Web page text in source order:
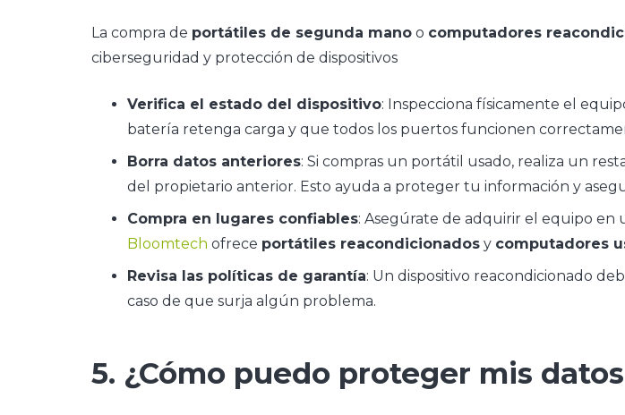
La compra de portátiles de segunda mano o computadores
ciberseguridad y protección de dispositivos
Verifica el estado del dispositivo: Inspecciona físicamente el
batería retenga carga y que todos los puertos funcionen
Borra datos anteriores: Si compras un portátil usado, realiza un
del propietario anterior. Esto ayuda a proteger tu información y
Compra en lugares confiables: Asegúrate de adquirir el equipo
Bloomtech ofrece portátiles reacondicionados y computadores
Revisa las políticas de garantía: Un dispositivo reacondicionado
caso de que surja algún problema.
5. ¿Cómo puedo proteger mis